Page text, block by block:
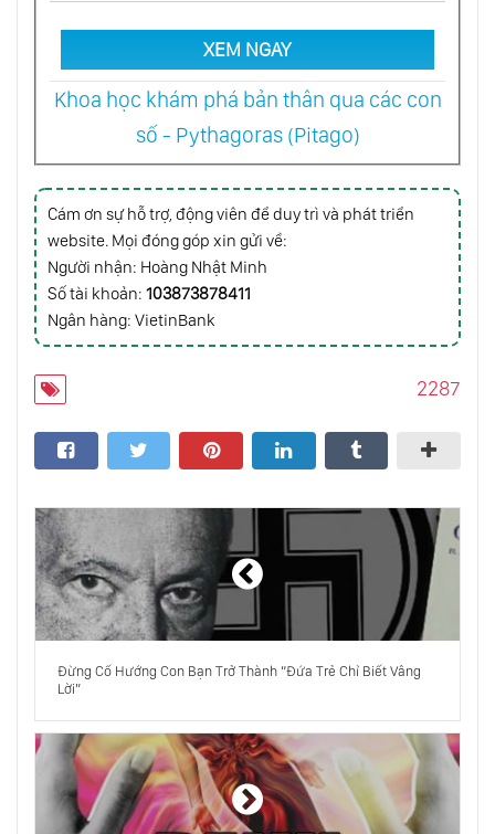
Chính Trị Của Con Số
Vui Sống Hiểm Nguy
Mahatma Gandhi, Tay Nhà Buôn
Mê Tín
Triết Học
Nhìn Vào Người Khác Mà Không Phán Xét
XEM NGAY
Khoa học khám phá bản thân qua các con
số - Pythagoras (Pitago)
Cám ơn sự hỗ trợ, động viên để duy trì và phát triển
website. Mọi đóng góp xin gửi về:
Người nhận: Hoàng Nhật Minh
Số tài khoản: 103873878411
Ngân hàng: VietinBank
2287
Đừng Cố Hướng Con Bạn Trở Thành “Đứa Trẻ Chỉ Biết Vâng
Lời”